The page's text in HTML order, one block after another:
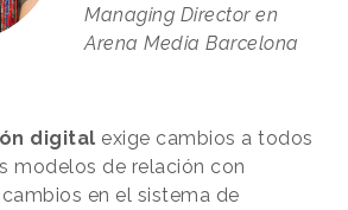
Managing Director en
Arena Media Barcelona
digital exige cambios a todos
modelos de relación con
en el sistema de